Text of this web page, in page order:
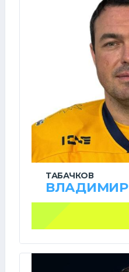
ТАБАЧКОВ
ВЛАДИМИР